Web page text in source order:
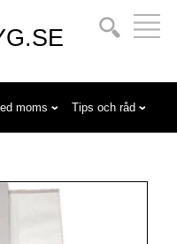
moms Tips och råd